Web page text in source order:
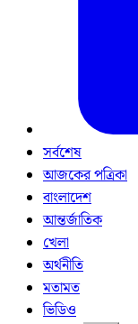
সর্বশেষ
আজকের পত্রিকা
বাংলাদেশ
আন্তর্জাতিক
খেলা
অর্থনীতি
মতামত
ভিডিও